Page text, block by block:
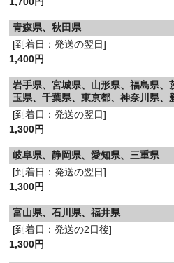
青森県、秋田県
[到着日：発送の翌日]
1,400円
岩手県、宮城県、山形県、福島県、
玉県、千葉県、東京都、神奈川県、
[到着日：発送の翌日]
1,300円
岐阜県、静岡県、愛知県、三重県
[到着日：発送の翌日]
1,300円
富山県、石川県、福井県
[到着日：発送の2日後]
1,300円